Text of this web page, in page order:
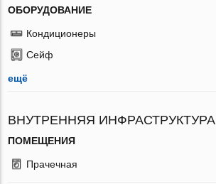
ОБОРУДОВАНИЕ
Кондиционеры
Сейф
ещё
ВНУТРЕННЯЯ ИНФРАСТРУКТУРА
ПОМЕЩЕНИЯ
Прачечная